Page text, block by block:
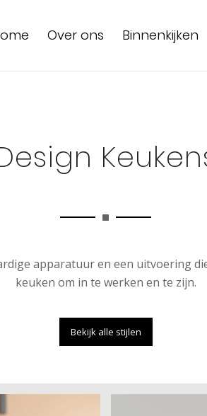
Over ons Binnenkijken
apparatuur en een uitvoering
keuken om in te werken en te zijn.
Bekijk alle stijlen